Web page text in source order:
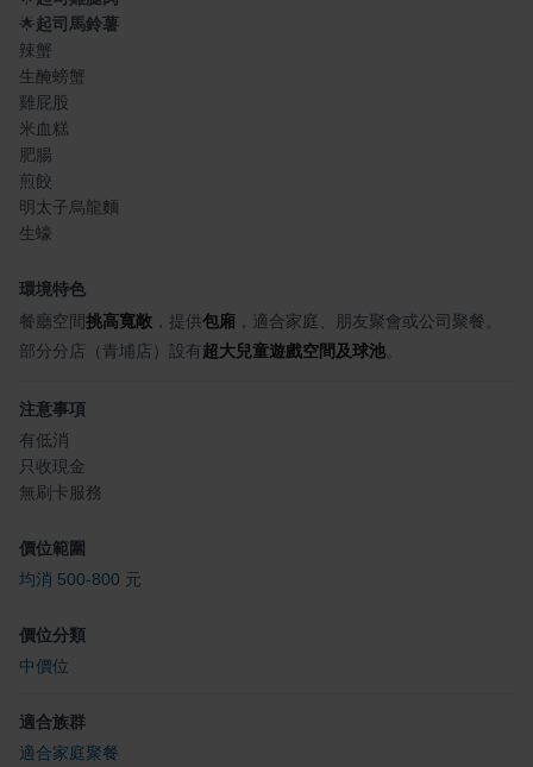
🌟起司馬鈴薯
辣蟹
生醃螃蟹
雞屁股
米血糕
肥腸
煎餃
明太子烏龍麵
生蠔
環境特色
餐廳空間挑高寬敞 ，提供包廂 ，適合家庭、朋友聚會或公司聚餐。
部分分店（青埔店）設有 超大兒童遊戲空間及球池
注意事項
有低消
只收現金
無刷卡服務
價位範圍
均消 500-800 元
價位分類
中價位
適合族群
適合家庭聚餐